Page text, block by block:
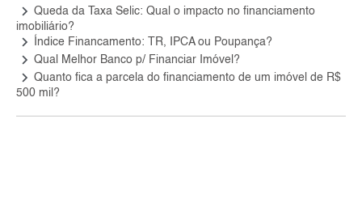
keyboard_arrow_right Queda da Taxa Selic: Qual o impacto no financiamento
imobiliário?
keyboard_arrow_right Índice Financamento: TR, IPCA ou Poupança?
keyboard_arrow_right Qual Melhor Banco p/ Financiar Imóvel?
keyboard_arrow_right Quanto fica a parcela do financiamento de um imóvel de R$
500 mil?